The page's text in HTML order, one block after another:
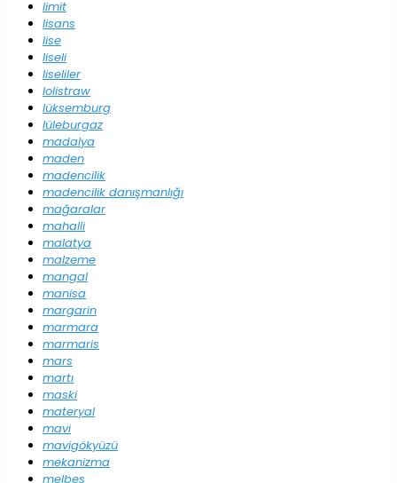
limit
lisans
lise
liseli
liseliler
lolistraw
lüksemburg
lüleburgaz
madalya
maden
madencilik
madencilik danışmanlığı
mağaralar
mahalli
malatya
malzeme
mangal
manisa
margarin
marmara
marmaris
mars
martı
maski
materyal
mavi
mavigökyüzü
mekanizma
melbes